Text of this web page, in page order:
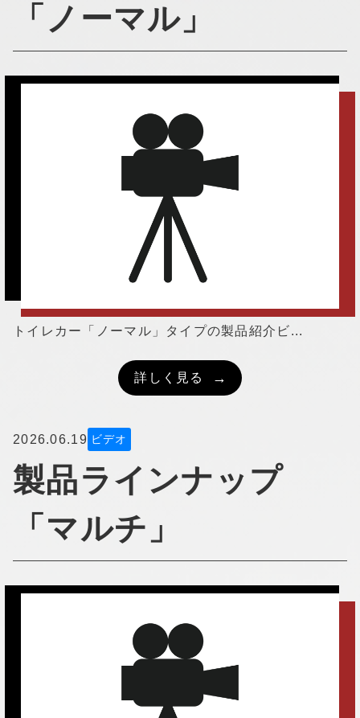
「ノーマル」
トイレカー「ノーマル」タイプの製品紹介ビ...
詳しく見る
2026.06.19 ビデオ
製品ラインナップ
「マルチ」